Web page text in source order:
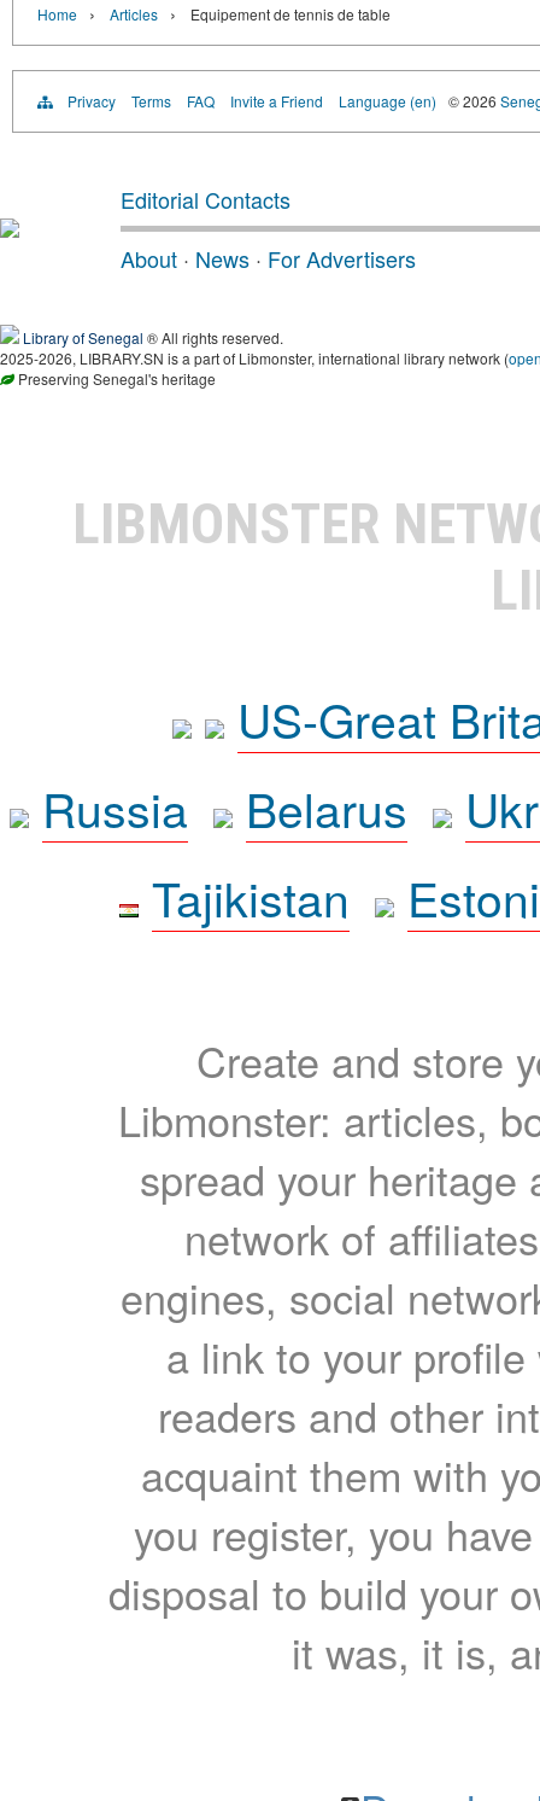
Home › Articles › Equipement de tennis de table
Privacy Terms FAQ Invite a Friend Language (en) © 2026
Editorial Contacts
About · News · For Advertisers
Library of Senegal ® All rights reserved.
2025-2026, LIBRARY.SN is a part of Libmonster, international library network (
Preserving Senegal's heritage
LIBMONSTER
US-Great
Russia
Belarus
Tajikistan
Create and store
Libmonster: articles,
spread your heritage
network of
engines, social
a link to your
readers and other
acquaint them with
you register, you
disposal to build your
it was, it is,